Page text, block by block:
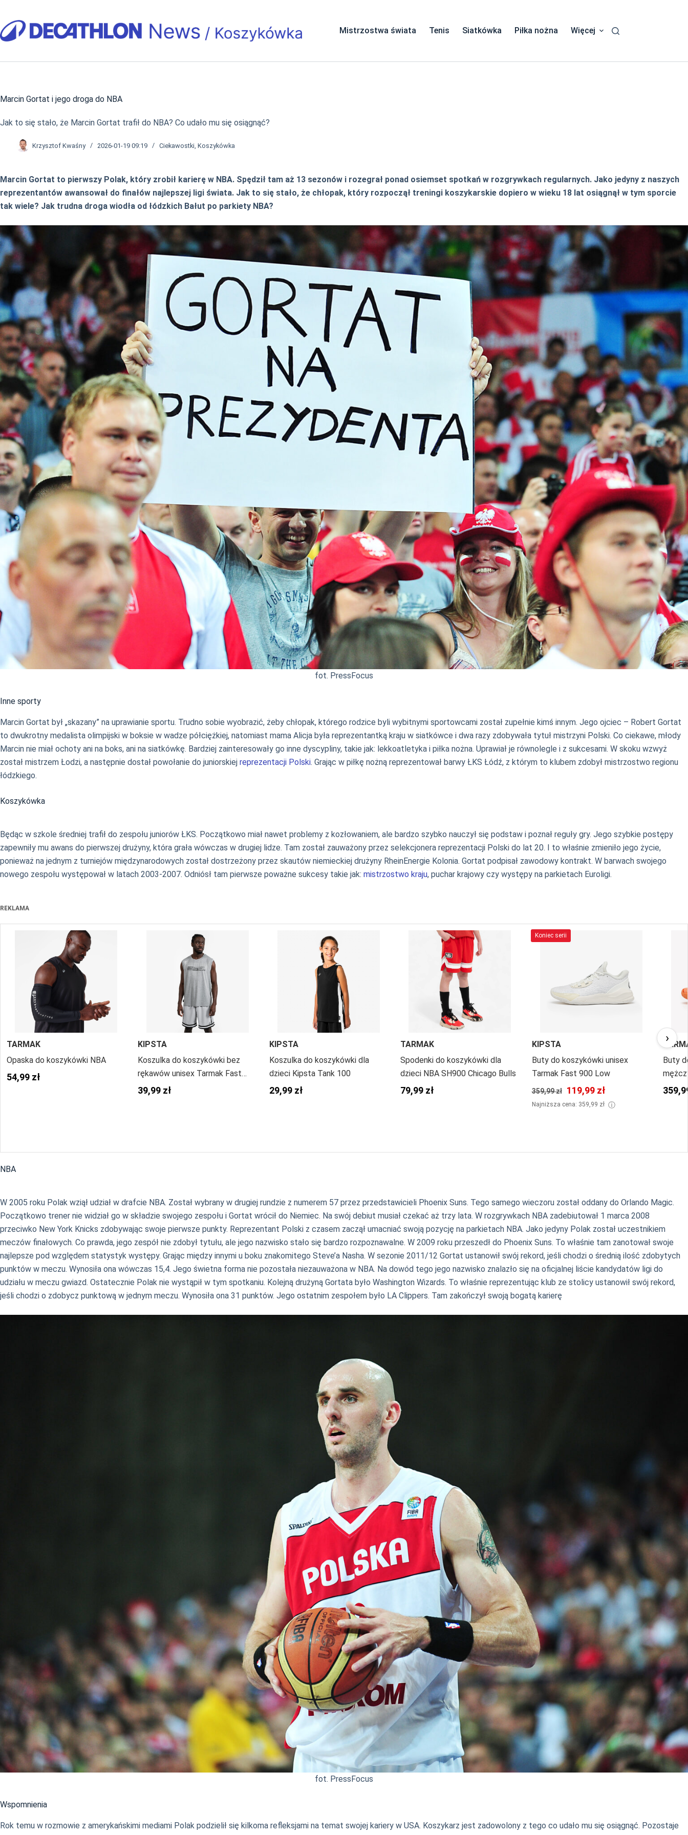
treści
Mistrzostwa świata Tenis Siatkówka Piłka nożna Więcej
Marcin Gortat i jego droga do NBA
Jak to się stało, że Marcin Gortat trafił do NBA? Co udało mu się osiągnąć?
Krzysztof Kwaśny 2026-01-19 09:19 Ciekawostki ,Koszykówka
Marcin Gortat to pierwszy Polak, który zrobił karierę w NBA. Spędził tam aż 13 sezonów i rozegrał ponad osiemset spotkań w rozgrywkach regularnych. Jako jedyny z naszych
reprezentantów awansował do finałów najlepszej ligi świata. Jak to się stało, że chłopak, który rozpoczął treningi koszykarskie dopiero w wieku 18 lat osiągnął w tym sporcie
tak wiele? Jak trudna droga wiodła od łódzkich Bałut po parkiety NBA?
fot. PressFocus
Inne sporty
Marcin Gortat był „skazany” na uprawianie sportu. Trudno sobie wyobrazić, żeby chłopak, którego rodzice byli wybitnymi sportowcami został zupełnie kimś innym. Jego ojciec – Robert Gortat
to dwukrotny medalista olimpijski w boksie w wadze półciężkiej, natomiast mama Alicja była reprezentantką kraju w siatkówce i dwa razy zdobywała tytuł mistrzyni Polski. Co ciekawe, młody
Marcin nie miał ochoty ani na boks, ani na siatkówkę. Bardziej zainteresowały go inne dyscypliny, takie jak: lekkoatletyka i piłka nożna. Uprawiał je równolegle i z sukcesami. W skoku wzwyż
został mistrzem Łodzi, a następnie dostał powołanie do juniorskiej reprezentacji Polski. Grając w piłkę nożną reprezentował barwy ŁKS Łódź, z którym to klubem zdobył mistrzostwo regionu
łódzkiego.
Koszykówka
Będąc w szkole średniej trafił do zespołu juniorów ŁKS. Początkowo miał nawet problemy z kozłowaniem, ale bardzo szybko nauczył się podstaw i poznał reguły gry. Jego szybkie postępy
zapewniły mu awans do pierwszej drużyny, która grała wówczas w drugiej lidze. Tam został zauważony przez selekcjonera reprezentacji Polski do lat 20. I to właśnie zmieniło jego życie,
ponieważ na jednym z turniejów międzynarodowych został dostrzeżony przez skautów niemieckiej drużyny RheinEnergie Kolonia. Gortat podpisał zawodowy kontrakt. W barwach swojego
nowego zespołu występował w latach 2003-2007. Odniósł tam pierwsze poważne sukcesy takie jak: mistrzostwo kraju, puchar krajowy czy występy na parkietach Euroligi.
REKLAMA
TARMAK
Opaska do koszykówki NBA
54,99 zł
KIPSTA
Koszulka do koszykówki bez
rękawów unisex Tarmak Fast
500
39,99 zł
KIPSTA
Koszulka do koszykówki dla
dzieci Kipsta Tank 100
29,99 zł
TARMAK
Spodenki do koszykówki dla
dzieci NBA SH900 Chicago Bulls
79,99 zł
Koniec serii
KIPSTA
Buty do koszykówki unisex
Tarmak Fast 900 Low
359,99 zł 119,99 zł
Najniższa cena: 359,99 zł ⓘ
Buty
New
›
NBA
W 2005 roku Polak wziął udział w drafcie NBA. Został wybrany w drugiej rundzie z numerem 57 przez przedstawicieli Phoenix Suns. Tego samego wieczoru został oddany do Orlando Magic.
Początkowo trener nie widział go w składzie swojego zespołu i Gortat wrócił do Niemiec. Na swój debiut musiał czekać aż trzy lata. W rozgrywkach NBA zadebiutował 1 marca 2008
przeciwko New York Knicks zdobywając swoje pierwsze punkty. Reprezentant Polski z czasem zaczął umacniać swoją pozycję na parkietach NBA. Jako jedyny Polak został uczestnikiem
meczów finałowych. Co prawda, jego zespół nie zdobył tytułu, ale jego nazwisko stało się bardzo rozpoznawalne. W 2009 roku przeszedł do Phoenix Suns. To właśnie tam zanotował swoje
najlepsze pod względem statystyk występy. Grając między innymi u boku znakomitego Steve’a Nasha. W sezonie 2011/12 Gortat ustanowił swój rekord, jeśli chodzi o średnią ilość zdobytych
punktów w meczu. Wynosiła ona wówczas 15,4. Jego świetna forma nie pozostała niezauważona w NBA. Na dowód tego jego nazwisko znalazło się na oficjalnej liście kandydatów ligi do
udziału w meczu gwiazd. Ostatecznie Polak nie wystąpił w tym spotkaniu. Kolejną drużyną Gortata było Washington Wizards. To właśnie reprezentując klub ze stolicy ustanowił swój rekord,
jeśli chodzi o zdobycz punktową w jednym meczu. Wynosiła ona 31 punktów. Jego ostatnim zespołem było LA Clippers. Tam zakończył swoją bogatą karierę
fot. PressFocus
Wspomnienia
Rok temu w rozmowie z amerykańskimi mediami Polak podzielił się kilkoma refleksjami na temat swojej kariery w USA. Koszykarz jest zadowolony z tego co udało mu się osiągnąć. Pozostaje